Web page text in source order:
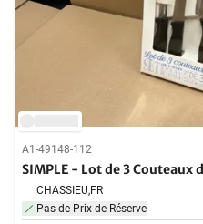
A1-49148-112
SIMPLE - Lot de 3 Couteaux
CHASSIEU,FR
Pas de Prix de Réserve